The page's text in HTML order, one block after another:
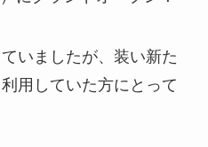
いましたが、装い新た
用していた方にとって